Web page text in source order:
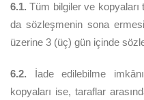
6.1. Tüm bilgiler ve kopyaları
da sözleşmenin sona
üzerine 3 (üç) gün içinde
6.2. İade edilebilme
kopyaları ise, taraflar